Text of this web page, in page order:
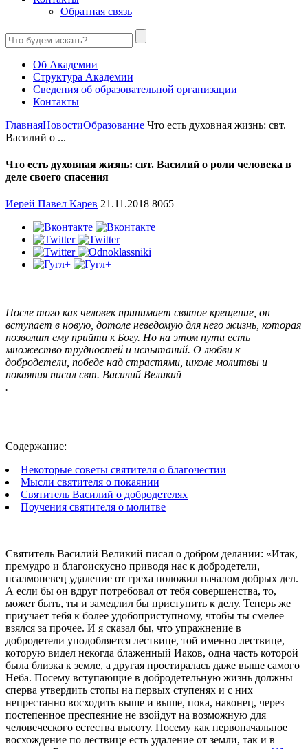
Обратная связь
Об Академии
Структура Академии
Сведения об образовательной организации
Контакты
ГлавнаяНовостиОбразование Что есть духовная жизнь: свт.
Василий о ...
Что есть духовная жизнь: свт. Василий о роли человека в
деле своего спасения
Иерей Павел Карев 21.11.2018 8065
После того как человек принимает святое крещение, он
вступает в новую, дотоле неведомую для него жизнь, которая
позволит ему прийти к Богу. Но на этом пути есть
множество трудностей и испытаний. О любви к
добродетели, победе над страстями, школе молитвы и
покаяния писал свт. Василий Великий
.
Содержание:
Некоторые советы святителя о благочестии
Мысли святителя о покаянии
Святитель Василий о добродетелях
Поучения святителя о молитве
Святитель Василий Великий писал о добром делании: «Итак,
премудро и благоискусно приводя нас к добродетели,
псалмопевец удаление от греха положил началом добрых дел.
А если бы он вдруг потребовал от тебя совершенства, то,
может быть, ты и замедлил бы приступить к делу. Теперь же
приучает тебя к более удобоприступному, чтобы ты смелее
взялся за прочее. И я сказал бы, что упражнение в
добродетели уподобляется лествице, той именно лествице,
которую видел некогда блаженный Иаков, одна часть которой
была близка к земле, а другая простиралась даже выше самого
Неба. Посему вступающие в добродетельную жизнь должны
сперва утвердить стопы на первых ступенях и с них
непрестанно восходить выше и выше, пока, наконец, через
постепенное преспеяние не взойдут на возможную для
человеческого естества высоту. Посему как первоначальное
восхождение по лествице есть удаление от земли, так и в